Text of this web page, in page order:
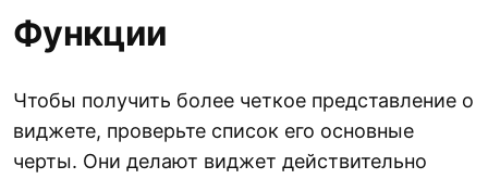
Функции
Чтобы получить более четкое представление о
виджете, проверьте список его основные
черты. Они делают виджет действительно